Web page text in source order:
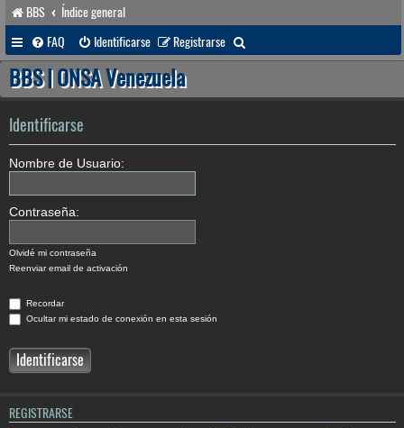
BBS
Índice general
FAQ
Identificarse Registrarse
u
a
BBS | ONSA Venezuela
Identificarse
Nombre de Usuario:
Contraseña:
Olvidé mi contraseña
Reenviar email de activación
Recordar
Ocultar mi estado de conexión en esta sesión
REGISTRARSE